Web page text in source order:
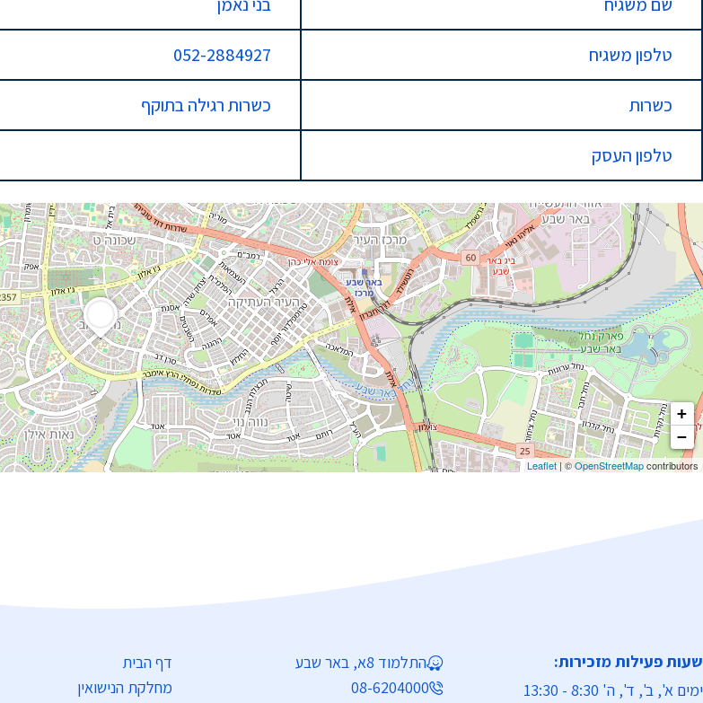
טלפון משגיח 052-2884927
כשרות כשרות רגילה בתוקף
טלפון העסק
+
−
Leaflet| ©OpenStreetMapcontributors
דף הבית
מחלקת הנישואין
התלמוד 8א, באר שבע
08-6204000
שעות פעילות מזכירות:
ימים א', ב', ד', ה' 8:30 - 13:30